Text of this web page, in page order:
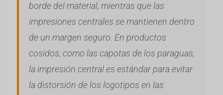
borde del material, mientras que las
impresiones centrales se mantienen dentro
de un margen seguro. En productos
cosidos, como las capotas de los paraguas,
la impresión central es estándar para evitar
la distorsión de los logotipos en las